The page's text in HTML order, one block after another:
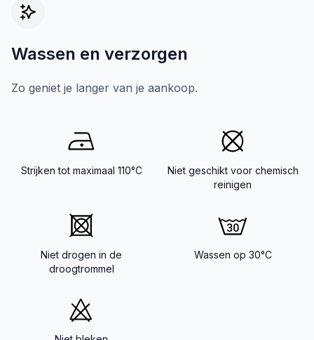
Wassen en verzorgen
Zo geniet je langer van je aankoop.
Strijken tot maximaal 110°C
Niet geschikt voor chemisch
reinigen
Niet drogen in de
droogtrommel
Wassen op 30°C